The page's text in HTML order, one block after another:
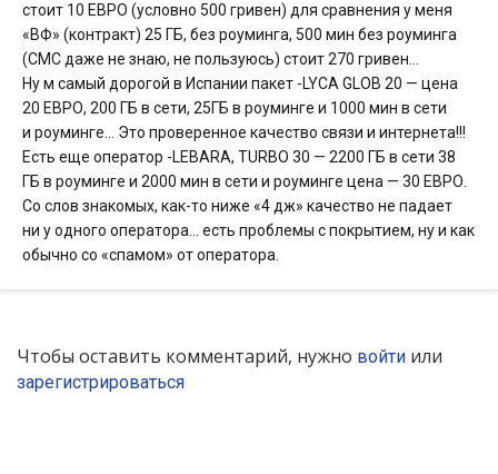
стоит 10 ЕВРО (условно 500 гривен) для сравнения у меня
«ВФ» (контракт) 25 ГБ, без роуминга, 500 мин без роуминга
(СМС даже не знаю, не пользуюсь) стоит 270 гривен…
Ну м самый дорогой в Испании пакет -LYCA GLOB 20 — цена
20 ЕВРО, 200 ГБ в сети, 25ГБ в роуминге и 1000 мин в сети
и роуминге… Это проверенное качество связи и интернета!!!
Есть еще оператор -LEBARA, TURBO 30 — 2200 ГБ в сети 38
ГБ в роуминге и 2000 мин в сети и роуминге цена — 30 ЕВРО.
Со слов знакомых, как-то ниже «4 дж» качество не падает
ни у одного оператора… есть проблемы с покрытием, ну и как
обычно со «спамом» от оператора.
Чтобы оставить комментарий, нужно войти или
зарегистрироваться